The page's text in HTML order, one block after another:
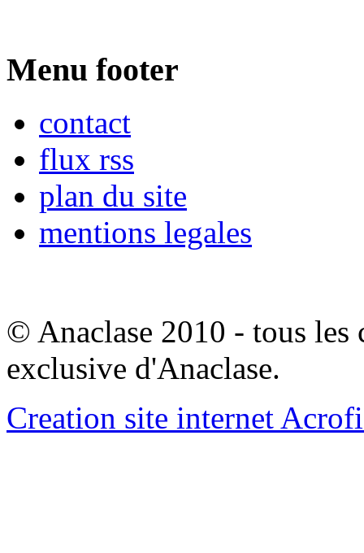
Menu footer
contact
flux rss
plan du site
mentions legales
© Anaclase 2010 - tous les
exclusive d'Anaclase.
Creation site internet